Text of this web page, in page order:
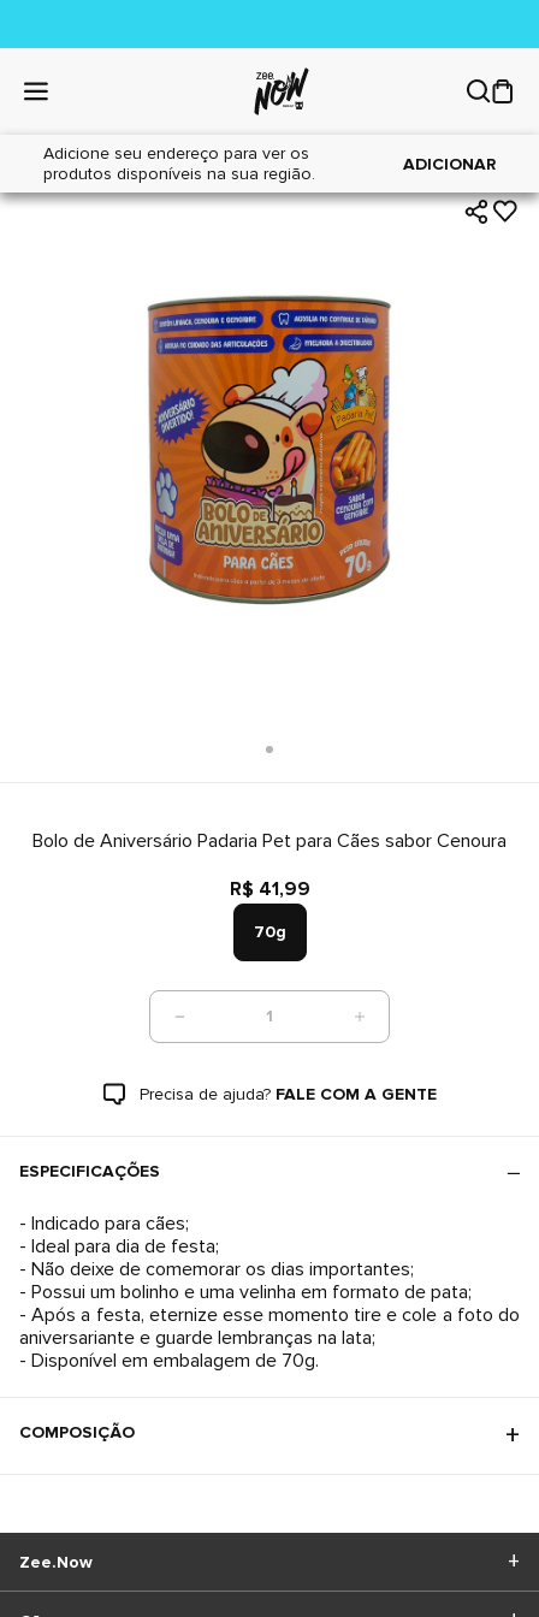
Adicione seu endereço para ver os
produtos disponíveis na sua região.
ADICIONAR
Home|Cães|Petiscos
Bolo de Aniversário Padaria Pet para Cães sabor Cenoura
R$ 41,99
70g
1
Precisa de ajuda? FALE COM A GENTE
ESPECIFICAÇÕES
- Indicado para cães;
- Ideal para dia de festa;
- Não deixe de comemorar os dias importantes;
- Possui um bolinho e uma velinha em formato de pata;
- Após a festa, eternize esse momento tire e cole a foto do
aniversariante e guarde lembranças na lata;
- Disponível em embalagem de 70g.
COMPOSIÇÃO
Zee.Now